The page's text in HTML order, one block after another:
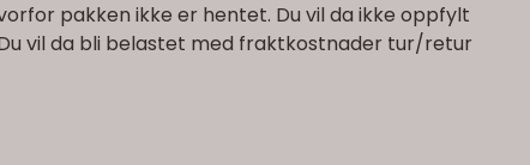
pakken ikke er hentet. Du vil da ikke oppfylt
vil da bli belastet med fraktkostnader tur/retur